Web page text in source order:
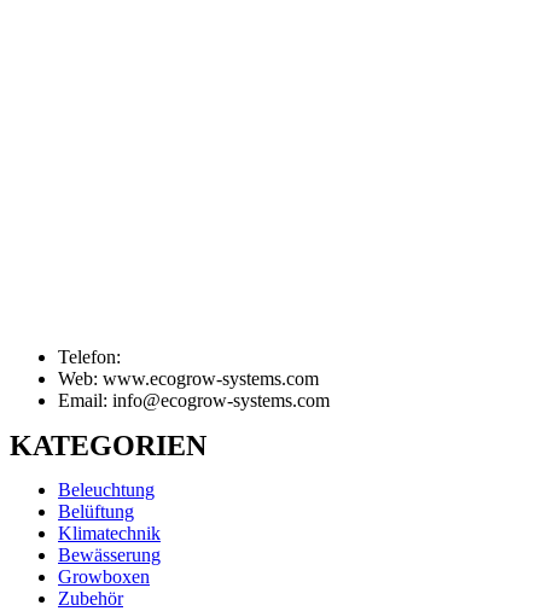
Telefon:
Web: www.ecogrow-systems.com
Email: info@ecogrow-systems.com
KATEGORIEN
Beleuchtung
Belüftung
Klimatechnik
Bewässerung
Growboxen
Zubehör